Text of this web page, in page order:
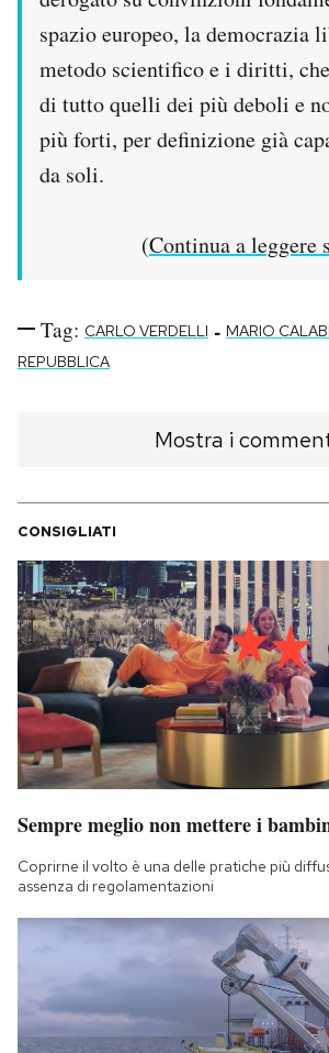
spazio europeo, la democrazia
metodo scientifico e i diritti,
di tutto quelli dei più deboli e
più forti, per definizione già
da soli.
(Continua a leggere
Tag: CARLO VERDELLI - MARIO
REPUBBLICA
Mostra i
CONSIGLIATI
Sempre meglio non mettere i
Coprirne il volto è una delle pratiche più
assenza di regolamentazioni